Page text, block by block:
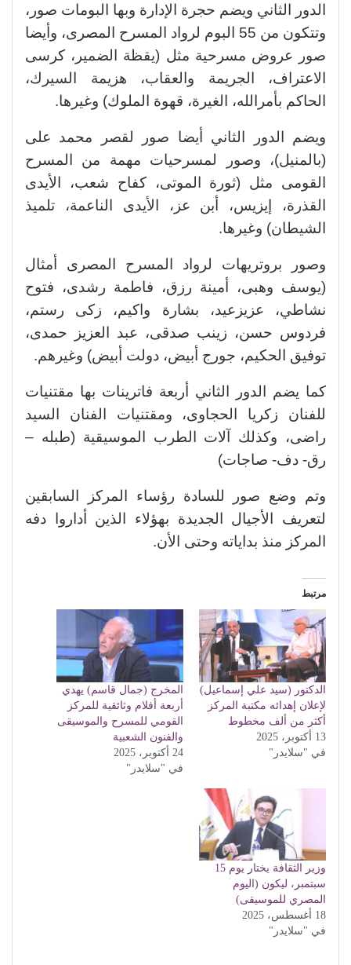
الدور الثاني ويضم حجرة الإدارة وبها البومات صور،
وتتكون من 55 البوم لرواد المسرح المصرى، وأيضا
صور عروض مسرحية مثل (يقظة الضمير، كرسى
الاعتراف، الجريمة والعقاب، هزيمة السيرك،
الحاكم بأمرالله، الغيرة، قهوة الملوك) وغيرها.
ويضم الدور الثاني أيضا صور لقصر محمد على
(بالمنيل)، وصور لمسرحيات مهمة من المسرح
القومى مثل (ثورة الموتى، كفاح شعب، الأيدى
القذرة، إيزيس، أبن عز، الأيدى الناعمة، تلميذ
الشيطان) وغيرها.
وصور بروتريهات لرواد المسرح المصرى أمثال
(يوسف وهبى، أمينة رزق، فاطمة رشدى، فتوح
نشاطي، عزيزعيد، بشارة واكيم، زكى رستم،
فردوس حسن، زينب صدقى، عبد العزيز حمدى،
توفيق الحكيم، جورج أبيض، دولت أبيض) وغيرهم.
كما يضم الدور الثاني أربعة فاترينات بها مقتنيات
للفنان زكريا الحجاوى، ومقتنيات الفنان السيد
راضى، وكذلك آلات الطرب الموسيقية (طبله –
رق- دف- صاجات)
وتم وضع صور للسادة رؤساء المركز السابقين
لتعريف الأجيال الجديدة بهؤلاء الذين أداروا دفه
المركز منذ بداياته وحتى الأن.
مرتبط
الدكتور (سيد علي إسماعيل)
لإعلان إهدائه مكتبة المركز
أكثر من ألف مخطوط
13 أكتوبر، 2025
في "سلايدر"
المخرج (جمال قاسم) يهدي
أربعة أفلام وثائقية للمركز
القومي للمسرح والموسيقى
والفنون الشعبية
24 أكتوبر، 2025
في "سلايدر"
وزير الثقافة يختار يوم 15
سبتمبر، ليكون (اليوم
المصري للموسيقى)
18 أغسطس، 2025
في "سلايدر"